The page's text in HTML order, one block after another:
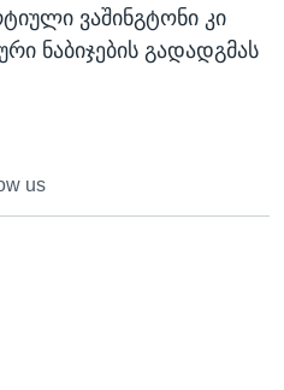
ვაშინგტონი კი
ნაბიჯების გადადგმას
us